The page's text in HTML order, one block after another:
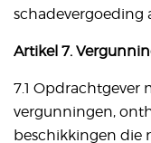
schadevergoeding
Artikel 7.
7.1 Opdrachtgever
vergunningen,
beschikkingen die